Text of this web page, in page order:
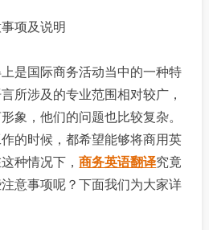
项及说明
国际商务活动当中的一种特
所涉及的专业范围相对较广，
象，他们的问题也比较复杂。
的时候，都希望能够将商用英
种情况下，商务英语翻译究竟
意事项呢？下面我们为大家详